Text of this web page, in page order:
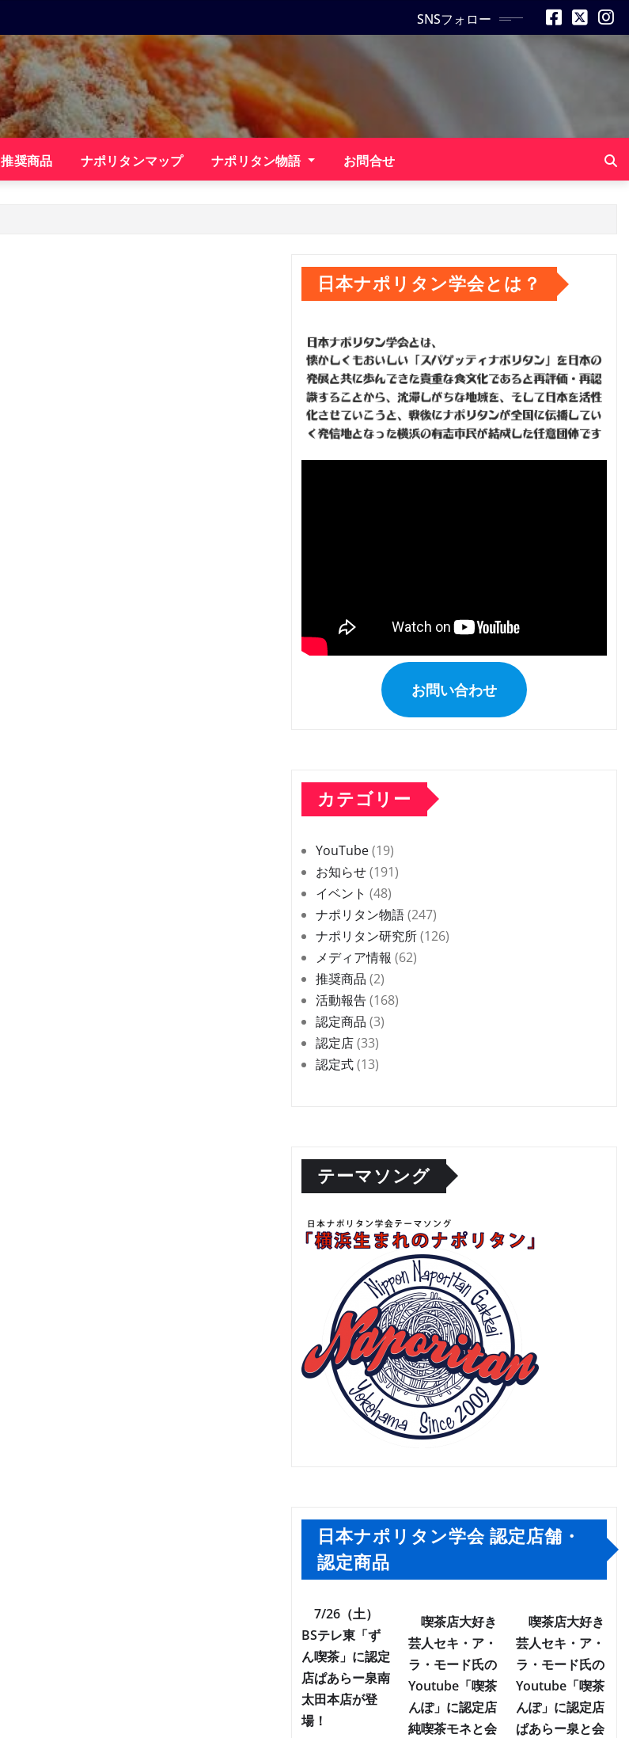
SNSフォロー
推奨商品 ナポリタンマップ ナポリタン物語 お問合せ
日本ナポリタン学会とは？
お問い合わせ
カテゴリー
YouTube(19)
お知らせ(191)
イベント (48)
ナポリタン物語(247)
ナポリタン研究所(126)
メディア情報 (62)
推奨商品 (2)
活動報告(168)
認定商品 (3)
認定店(33)
認定式(13)
テーマソング
日本ナポリタン学会 認定店舗・
認定商品
7/26（土）
BSテレ東「ず
ん喫茶」に認定
店ぱあらー泉南
太田本店が登
場！
喫茶店大好き
芸人セキ・ア・
ラ・モード氏の
Youtube「喫茶
んぽ」に認定店
純喫茶モネと会
喫茶店大好き
芸人セキ・ア・
ラ・モード氏の
Youtube「喫茶
んぽ」に認定店
ぱあらー泉と会